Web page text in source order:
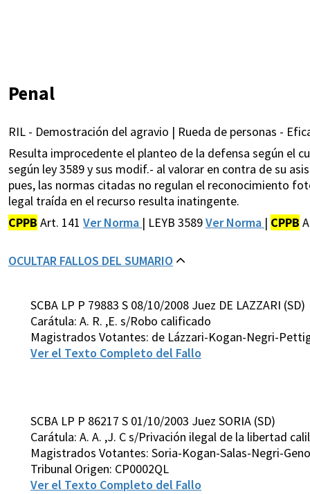
Penal
RIL - Demostración del agravio | Rueda de personas -
Resulta improcedente el planteo de la defensa según el
según ley 3589 y sus modif.- al valorar en contra de su
pues, las normas citadas no regulan el reconocimiento
legal traída en el recurso resulta inatingente.
CPPB Art. 141 Ver Norma | LEYB 3589Ver Norma | CPPB
OCULTAR FALLOS DEL SUMARIO
SCBA LP P 79883 S 08/10/2008 Juez DE LAZZARI (SD)
Carátula: A. R. ,E. s/Robo calificado
Magistrados Votantes: de Lázzari-Kogan-Negri-
Ver el Texto Completo del Fallo
SCBA LP P 86217 S 01/10/2003 Juez SORIA (SD)
Carátula: A. A. ,J. C s/Privación ilegal de la libertad
Magistrados Votantes: Soria-Kogan-Salas-Negri-
Tribunal Origen: CP0002QL
Ver el Texto Completo del Fallo